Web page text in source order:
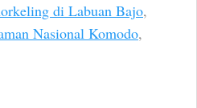
di Labuan Bajo,
Nasional Komodo,